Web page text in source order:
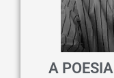
A